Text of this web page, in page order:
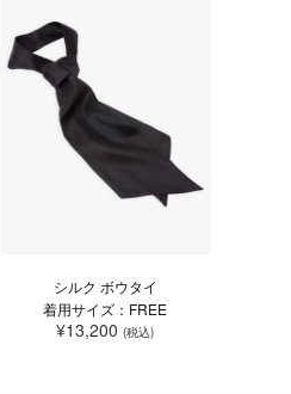
シルク ボウタイ
着用サイズ：FREE
¥13,200(税込)